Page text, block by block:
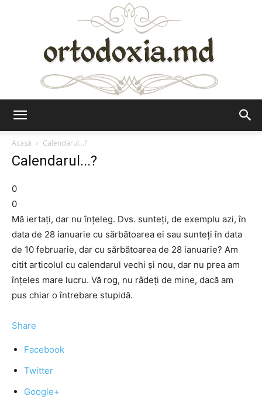
Acasă
Calendarul...?
Calendarul...?
0
0
Mă iertaţi, dar nu înţeleg. Dvs. sunteţi, de exemplu azi, în
data de 28 ianuarie cu sărbătoarea ei sau sunteţi în data
de 10 februarie, dar cu sărbătoarea de 28 ianuarie? Am
citit articolul cu calendarul vechi şi nou, dar nu prea am
înţeles mare lucru. Vă rog, nu râdeţi de mine, dacă am
pus chiar o întrebare stupidă.
Share
Facebook
Twitter
Google+